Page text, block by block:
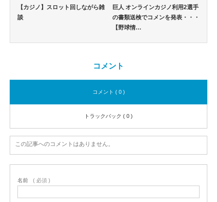
【カジノ】スロット回しながら雑
談
巨人 オンラインカジノ利用2選手
の書類送検でコメンを発表・・・
【野球情…
コメント
コメント ( 0 )
トラックバック ( 0 )
この記事へのコメントはありません。
名前 ( 必須 )